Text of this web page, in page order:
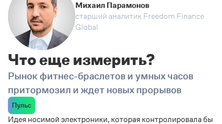
Михаил Парамонов
старший аналитик Freedom Finance
Global
Что еще измерить?
Рынок фитнес-браслетов и умных часов
притормозил и ждет новых прорывов
Пульс
Идея носимой электроники, которая контролировала бы